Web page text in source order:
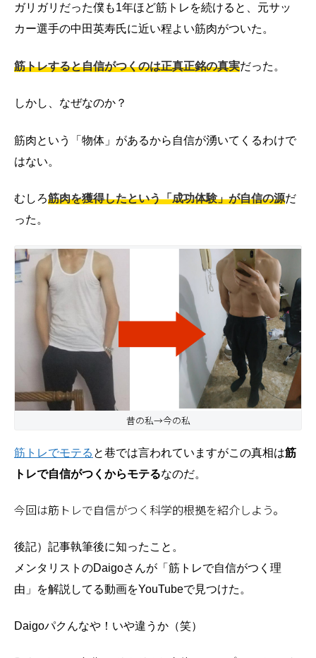
ガリガリだった僕も1年ほど筋トレを続けると、元サッ
カー選手の中田英寿氏に近い程よい筋肉がついた。
筋トレすると自信がつくのは正真正銘の真実だった 。
しかし、なぜなのか？
筋肉という「物体」があるから自信が湧いてくるわけで
はない。
むしろ筋肉を獲得したという「成功体験」が自信の源だ
った。
昔の私→今の私
筋トレでモテる と巷では言われていますがこの真相は筋
トレで自信がつくからモテるなのだ。
今回は筋トレで自信がつく科学的根拠を紹介しよう。
後記）記事執筆後に知ったこと。
メンタリストのDaigoさんが「筋トレで自信がつく理
由」を解説してる動画をYouTubeで見つけた。
Daigoパクんなや！いや違うか（笑）